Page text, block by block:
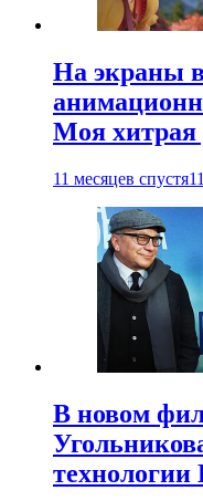
На экраны
Моя хитрая
11 месяцев спустя
В новом